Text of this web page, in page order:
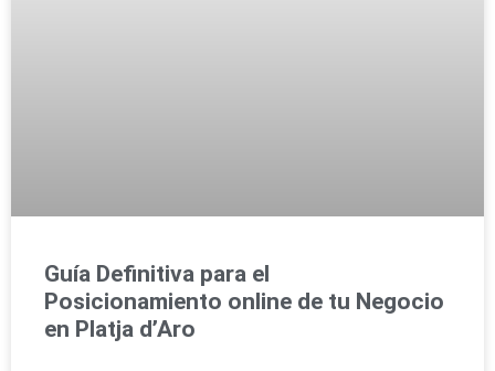
Guía Definitiva para el
Posicionamiento online de tu Negocio
en Platja d’Aro